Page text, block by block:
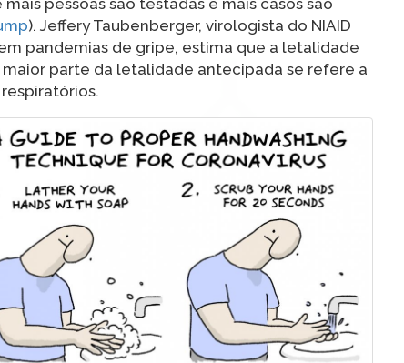
). Jeffery Taubenberger, virologista do NIAID
pandemias de gripe, estima que a letalidade
parte da letalidade antecipada se refere a